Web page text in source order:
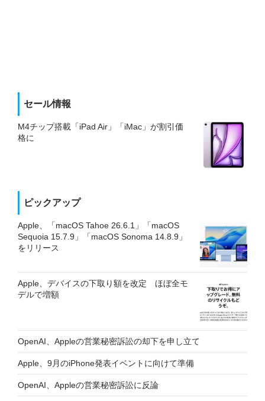
セール情報
M4チップ搭載「iPad Air」「iMac」が割引価
格に
ピックアップ
Apple、「macOS Tahoe 26.6.1」「macOS
Sequoia 15.7.9」「macOS Sonoma 14.8.9」
をリリース
Apple、デバイスの下取り額を改定 ほぼ全モ
デルで増額
OpenAI、Appleの営業秘密訴訟の却下を申し立て
Apple、9月のiPhone発表イベントに向けて準備
OpenAI、Appleの営業秘密訴訟に反論